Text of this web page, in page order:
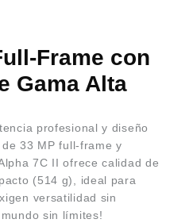
Frame con
Gama Alta
profesional y diseño
33 MP full-frame y
7C II ofrece calidad de
(514 g), ideal para
versatilidad sin
sin límites!